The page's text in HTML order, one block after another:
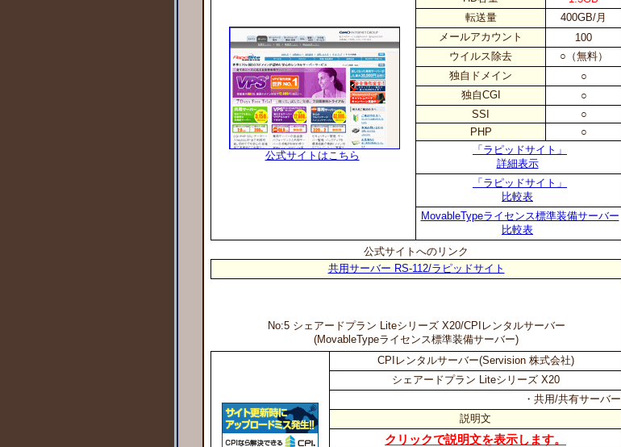
公式サイトはこちら
転送量
400GB/月
メールアカウント
100
ウイルス除去
○（無料）
独自ドメイン
○
独自CGI
○
SSI
○
PHP
○
「ラピッドサイト」
詳細表示
「ラピッドサイト」
比較表
MovableTypeライセンス標準装備サーバー
比較表
公式サイトへのリンク
共用サーバー RS-112/ラピッドサイト
No:5 シェアードプラン Liteシリーズ X20/CPIレンタルサーバー
(MovableTypeライセンス標準装備サーバー)
CPIレンタルサーバー(Servision 株式会社)
シェアードプラン Liteシリーズ X20
・共用/共有サーバー
説明文
クリックで説明文を表示します。